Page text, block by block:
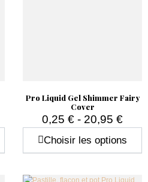
Pro Liquid Gel Shimmer Fairy
Cover
0,25 € - 20,95 €
Choisir les options